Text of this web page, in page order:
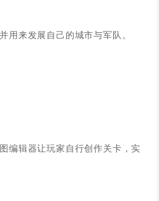
用来发展自己的城市与军队。
编辑器让玩家自行创作关卡，实